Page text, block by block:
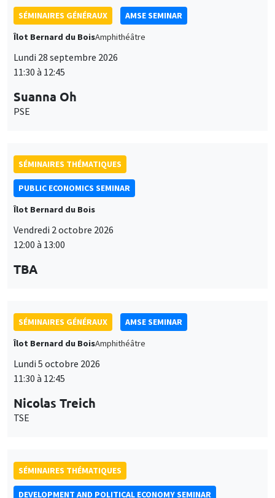
SÉMINAIRES GÉNÉRAUX
AMSE SEMINAR
Îlot Bernard du BoisAmphithéâtre
Lundi 28 septembre 2026
11:30 à 12:45
Suanna Oh
PSE
SÉMINAIRES THÉMATIQUES
PUBLIC ECONOMICS SEMINAR
Îlot Bernard du Bois
Vendredi 2 octobre 2026
12:00 à 13:00
TBA
SÉMINAIRES GÉNÉRAUX
AMSE SEMINAR
Îlot Bernard du BoisAmphithéâtre
Lundi 5 octobre 2026
11:30 à 12:45
Nicolas Treich
TSE
SÉMINAIRES THÉMATIQUES
DEVELOPMENT AND POLITICAL ECONOMY SEMINAR